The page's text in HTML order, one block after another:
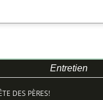
Entretien
DES PÈRES!